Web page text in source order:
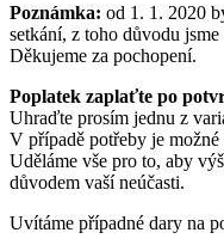
Poznámka: od 1. 1. 2020
setkání, z toho důvodu
Děkujeme za pochopení.
Poplatek zaplaťte po
Uhraďte prosím jednu z
V případě potřeby je
Uděláme vše pro to, aby
důvodem vaší neúčasti.
Uvítáme případné dary na